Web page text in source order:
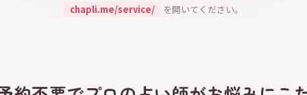
chapli.me/service/
を開いてください。